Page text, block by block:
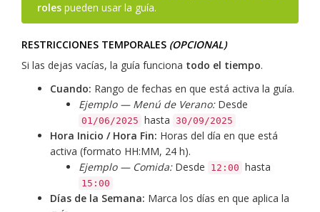
roles pueden usar la guía.
RESTRICCIONES TEMPORALES (OPCIONAL)
Si las dejas vacías, la guía funciona todo el tiempo.
Cuando: Rango de fechas en que está activa la guía.
Ejemplo — Menú de Verano:Desde
01/06/2025 hasta 30/09/2025
Hora Inicio / Hora Fin: Horas del día en que está
activa (formato HH:MM, 24 h).
Ejemplo — Comida:Desde 12:00 hasta
15:00
Días de la Semana: Marca los días en que aplica la